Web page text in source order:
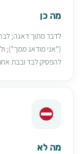
מה כן
לדבר מתוך דאגה;
("אני מודאג ממך");
להפסיק לבד ובבת
מה לא